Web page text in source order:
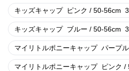
キッズキャップ ピンク / 50-56cm
キッズキャップ ブルー / 50-56cm
マイリトルポニーキャップ パープ
マイリトルポニーキャップ ピンク /